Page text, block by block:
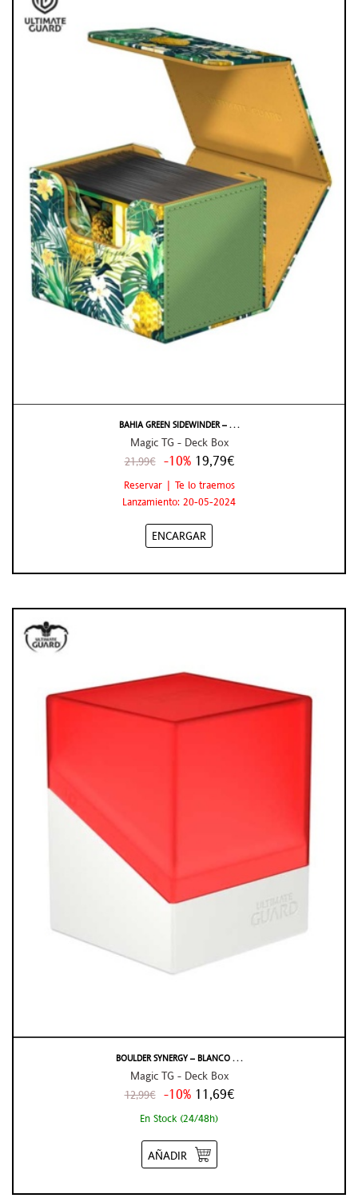
BAHIA GREEN SIDEWINDER – . . .
Magic TG - Deck Box
21,99€ -10% 19,79€
Reservar | Te lo traemos
Lanzamiento: 20-05-2024
ENCARGAR
BOULDER SYNERGY – BLANCO . . .
Magic TG - Deck Box
12,99€ -10% 11,69€
En Stock (24/48h)
AÑADIR